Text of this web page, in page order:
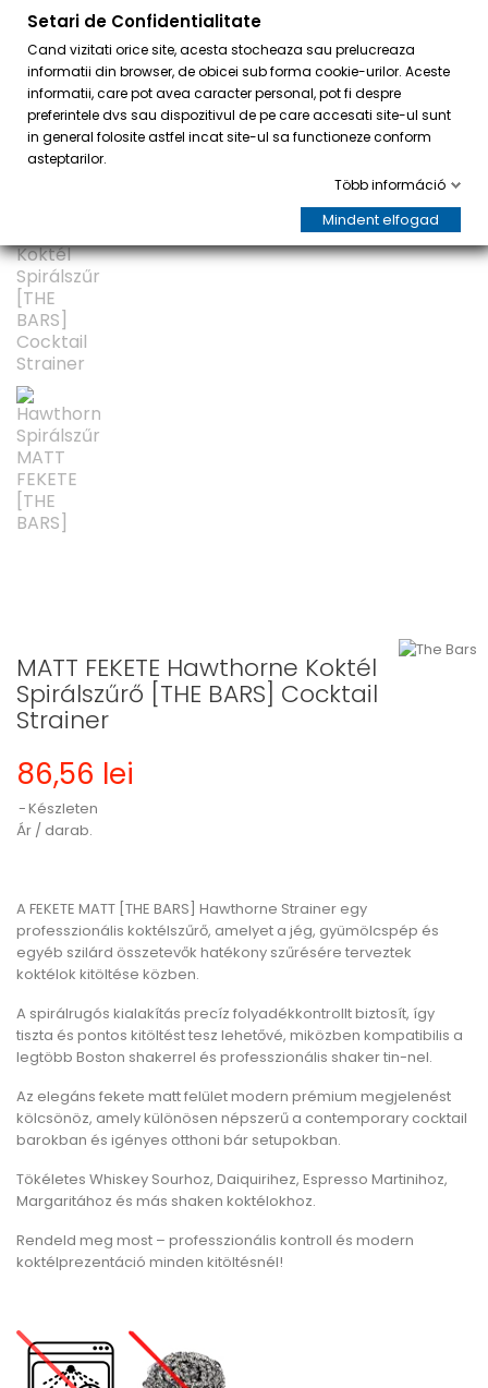
MATT FEKETE Hawthorne Koktél
Spirálszűrő [THE BARS] Cocktail
Strainer
86,56 lei
Készleten
Ár / darab.
A FEKETE MATT [THE BARS] Hawthorne Strainer egy
professzionális koktélszűrő, amelyet a jég, gyümölcspép és
egyéb szilárd összetevők hatékony szűrésére terveztek
koktélok kitöltése közben.
A spirálrugós kialakítás precíz folyadékkontrollt biztosít, így
tiszta és pontos kitöltést tesz lehetővé, miközben kompatibilis a
legtöbb Boston shakerrel és professzionális shaker tin-nel.
Az elegáns fekete matt felület modern prémium megjelenést
kölcsönöz, amely különösen népszerű a contemporary cocktail
barokban és igényes otthoni bár setupokban.
Tökéletes Whiskey Sourhoz, Daiquirihez, Espresso Martinihoz,
Margaritához és más shaken koktélokhoz.
Rendeld meg most – professzionális kontroll és modern
koktélprezentáció minden kitöltésnél!
Setari de Confidentialitate
Cand vizitati orice site, acesta stocheaza sau prelucreaza
informatii din browser, de obicei sub forma cookie-urilor. Aceste
informatii, care pot avea caracter personal, pot fi despre
preferintele dvs sau dispozitivul de pe care accesati site-ul sunt
in general folosite astfel incat site-ul sa functioneze conform
asteptarilor.
Több információ
Mindent elfogad